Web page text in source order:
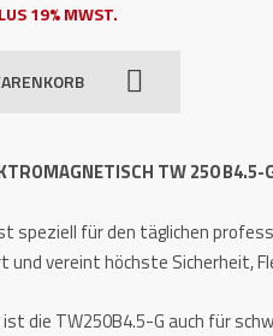
19% MWST.
TW 250 B4.5-
speziell für den täglichen
vereint höchste Sicherheit,
die TW250B4.5-G auch für